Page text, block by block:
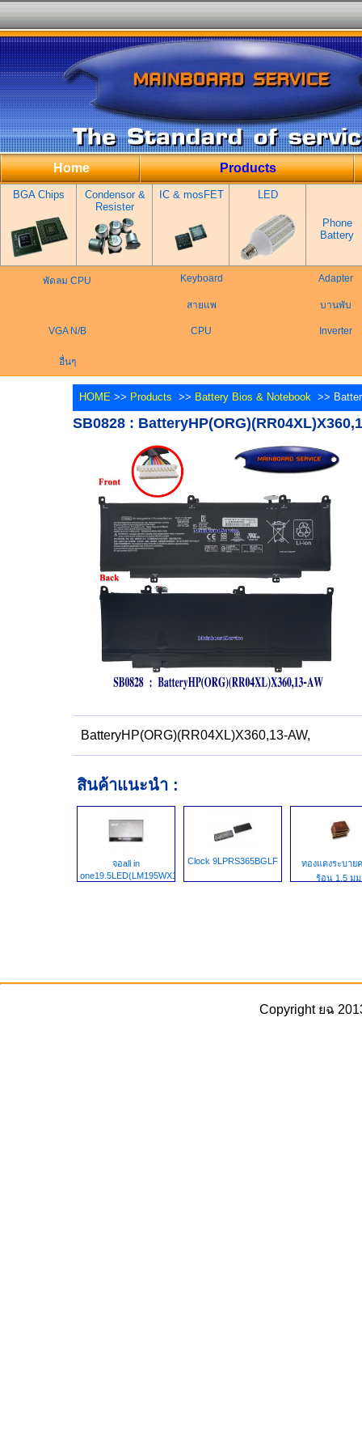
Home Products
BGA Chips
Condensor &
Resister
IC & mosFET LED
Phone
Battery
พัดลม CPU Keyboard Adapter
สายแพ บานพับ
VGA N/B CPU Inverter
อื่นๆ
HOME >> Products >> Battery Bios & Notebook >>
SB0828 :
BatteryHP(ORG)(RR04XL)X360,13-AW,
สินค้าแนะนำ :
จอall in
one19.5LED(LM195WX1-
SLC1,MV195WGM-
Clock 9LPRS365BGLF
ทองแดงระบาย
ร้อน 1.5 มม
Copyright ยฉ